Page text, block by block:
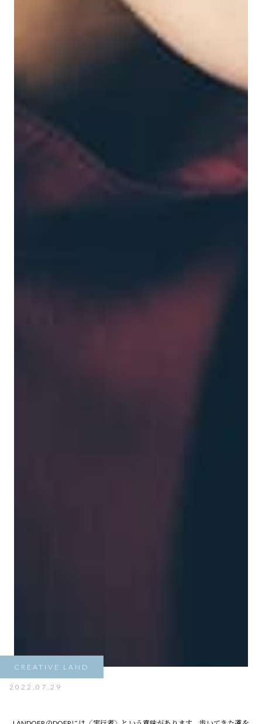
CREATIVE LAND
2022.07.29